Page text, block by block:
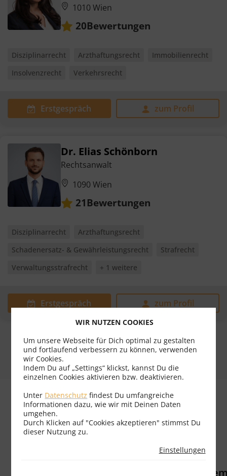
1010 Wien
20Bewertungen
Disziplinarrecht Arzthaftungsrecht
Immobilienrecht
Insolvenzrecht
Verkehrsrecht
Erstgespräch zum Profil
Dr. Elias Schönborn
Rechtsanwalt
1090 Wien
21Bewertungen
Disziplinarrecht
Arzthaftungsrecht
Schadenersatz- & Gewährleistungsrecht
Strafrecht
Verwaltungsstrafrecht
+ 1 weitere
Erstgespräch zum Profil
Tausende
BewertungenPassende
dein
WIR NUTZEN COOKIES
Um unsere Webseite für Dich optimal zu gestalten
und fortlaufend verbessern zu können, verwenden
wir Cookies.
Indem Du auf „Settings“ klickst, kannst Du die
einzelnen Cookies aktivieren bzw. deaktivieren.
Unter Datenschutz findest Du umfangreiche
Informationen dazu, wie wir mit Deinen Daten
umgehen.
Durch Klicken auf "Cookies akzeptieren" stimmst Du
dieser Nutzung zu.
Einstellungen